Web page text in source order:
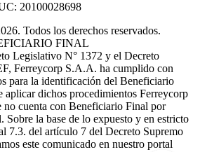
20100028698
Todos los derechos reservados.
FINAL
Legislativo N° 1372 y el Decreto
Ferreycorp S.A.A. ha cumplido con
para la identificación del Beneficiario
aplicar dichos procedimientos Ferreycorp
cuenta con Beneficiario Final por
la base de lo expuesto y en estricto
7.3. del artículo 7 del Decreto Supremo
este comunicado en nuestro portal